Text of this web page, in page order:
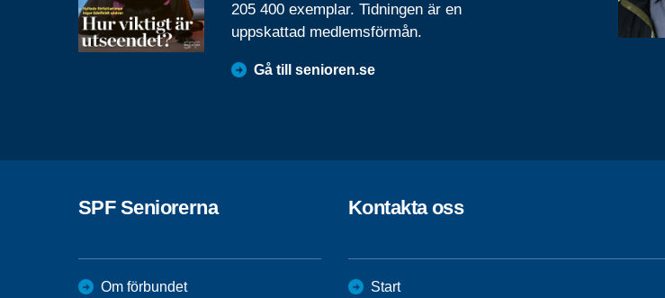
205 400 exemplar. Tidningen är en
uppskattad medlemsförmån.
Gå till senioren.se
SPF Seniorerna
Om förbundet
Kontakta oss
Start